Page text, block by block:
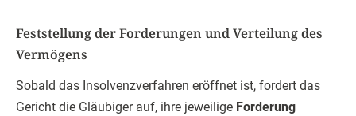
Feststellung der Forderungen und Verteilung des
Vermögens
Sobald das Insolvenzverfahren eröffnet ist, fordert das
Gericht die Gläubiger auf, ihre jeweilige Forderung